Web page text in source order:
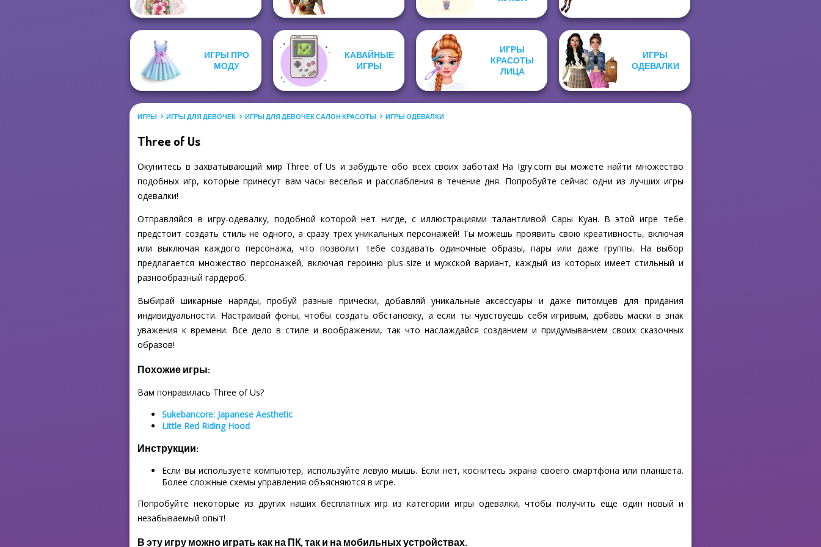
ИГРЫ ПРО
МОДУ
КАВАЙНЫЕ
ИГРЫ
ИГРЫ
КРАСОТЫ
ЛИЦА
ИГРЫ
ОДЕВАЛКИ
ИГРЫ ИГРЫ ДЛЯ ДЕВОЧЕК ИГРЫ ДЛЯ ДЕВОЧЕК САЛОН КРАСОТЫ ИГРЫ ОДЕВАЛКИ
Three of Us
Окунитесь в захватывающий мир Three of Us и забудьте обо всех своих заботах! На Igry.com вы можете найти множество
подобных игр, которые принесут вам часы веселья и расслабления в течение дня. Попробуйте сейчас одни из лучших игры
одевалки!
Отправляйся в игру-одевалку, подобной которой нет нигде, с иллюстрациями талантливой Сары Куан. В этой игре тебе
предстоит создать стиль не одного, а сразу трех уникальных персонажей! Ты можешь проявить свою креативность, включая
или выключая каждого персонажа, что позволит тебе создавать одиночные образы, пары или даже группы. На выбор
предлагается множество персонажей, включая героиню plus-size и мужской вариант, каждый из которых имеет стильный и
разнообразный гардероб.
Выбирай шикарные наряды, пробуй разные прически, добавляй уникальные аксессуары и даже питомцев для придания
индивидуальности. Настраивай фоны, чтобы создать обстановку, а если ты чувствуешь себя игривым, добавь маски в знак
уважения к времени. Все дело в стиле и воображении, так что наслаждайся созданием и придумыванием своих сказочных
образов!
Похожие игры:
Вам понравилась Three of Us?
Sukebancore: Japanese Aesthetic
Little Red Riding Hood
Инструкции:
Если вы используете компьютер, используйте левую мышь. Если нет, коснитесь экрана своего смартфона или планшета.
Более сложные схемы управления объясняются в игре.
Попробуйте некоторые из других наших бесплатных игр из категории игры одевалки, чтобы получить еще один новый и
незабываемый опыт!
В эту игру можно играть как на ПК, так и на мобильных устройствах.